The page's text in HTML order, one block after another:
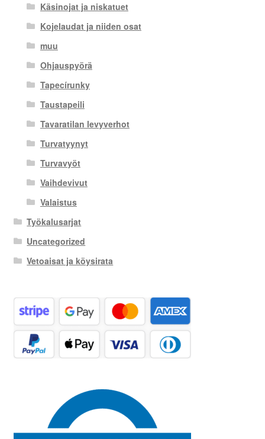
Käsinojat ja niskatuet
Kojelaudat ja niiden osat
muu
Ohjauspyörä
Tapecírunky
Taustapeili
Tavaratilan levyverhot
Turvatyynyt
Turvavyöt
Vaihdevivut
Valaistus
Työkalusarjat
Uncategorized
Vetoaisat ja köysirata